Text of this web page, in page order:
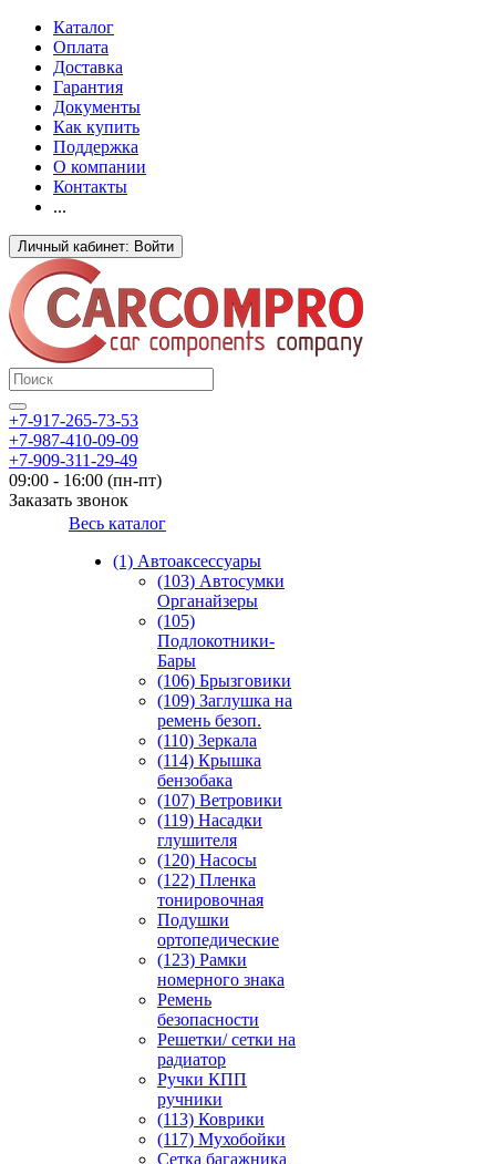
Каталог
Оплата
Доставка
Гарантия
Документы
Как купить
Поддержка
О компании
Контакты
...
Личный кабинет: Войти
+7-917-265-73-53
+7-987-410-09-09
+7-909-311-29-49
09:00 - 16:00 (пн-пт)
Заказать звонок
Весь каталог
(1) Автоаксессуары
(103) Автосумки
Органайзеры
(105)
Подлокотники-
Бары
(106) Брызговики
(109) Заглушка на
ремень безоп.
(110) Зеркала
(114) Крышка
бензобака
(107) Ветровики
(119) Насадки
глушителя
(120) Насосы
(122) Пленка
тонировочная
Подушки
ортопедические
(123) Рамки
номерного знака
Ремень
безопасности
Решетки/ сетки на
радиатор
Ручки КПП
ручники
(113) Коврики
(117) Мухобойки
Сетка багажника